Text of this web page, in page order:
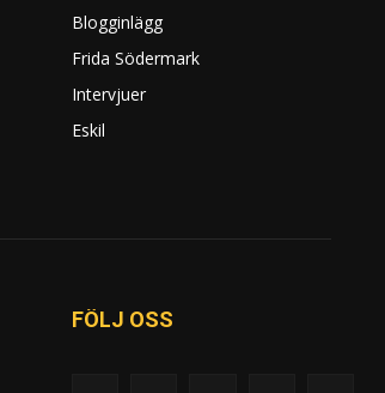
Blogginlägg
Frida Södermark
Intervjuer
Eskil
FÖLJ OSS